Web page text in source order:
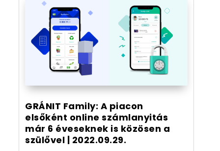
GRÁNIT Family: A piacon
elsőként online számlanyitás
már 6 éveseknek is közösen a
szülővel | 2022.09.29.